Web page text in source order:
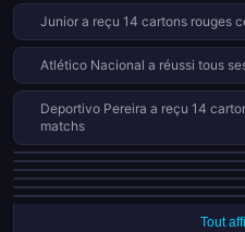
Junior a reçu 14 cartons rouges
Atlético Nacional a réussi tous
Deportivo Pereira a reçu 14
matchs
Independiente Medellín a reçu 13
matchs
Millonarios a reçu 12 cartons
Chico a reçu 12 cartons rouges
Independiente Santa Fe a reçu 12
Águilas Doradas ont marqué lors
Tout